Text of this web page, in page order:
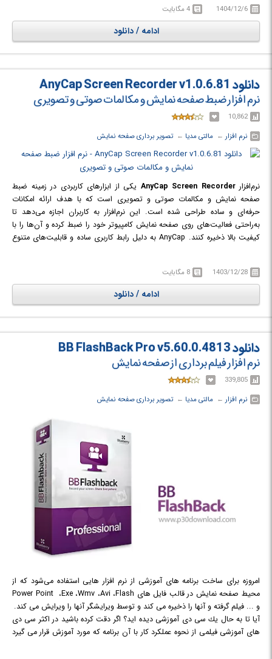
کنتراست ویدئو های ضبط شده و ... نیز برخی از قابلیت های این نرم افزار است.
در نهایت فیلم ضبط شده را می توانید در قالب فرمت های ویدئویی شناخته شده
ای چون AVI، WMV، FLV، MPG، MP4، MOV و... بر روی سیستم خود ذخیره
کنید و یا به صورت مستقیم بر روی یک دی وی دی رایت کنید.
1404/12/6 4 مگابایت
ادامه / دانلود
دانلود AnyCap Screen Recorder v1.0.6.81
نرم افزار ضبط صفحه نمایش و مکالمات صوتی و تصویری
10,862
نرم افزار ← ‏ مالتی مدیا ← ‏تصویر برداری صفحه نمایش
نرم‌افزارAnyCap Screen Recorder یکی از ابزارهای کاربردی در زمینه ضبط
صفحه نمایش و مکالمات صوتی و تصویری است که با هدف ارائه امکانات
حرفه‌ای و ساده طراحی شده است. این نرم‌افزار به کاربران اجازه می‌دهد تا
به‌راحتی فعالیت‌های روی صفحه نمایش کامپیوتر خود را ضبط کرده و آن‌ها را با
کیفیت بالا ذخیره کنند. AnyCap به دلیل رابط کاربری ساده و قابلیت‌های متنوع
ابزارهای ارتباطی را نیز فراهم می‌کند. این ویژگی به کاربران امکان می‌دهد جلسات
آنلاین، آموزش‌ها و تماس‌های کاری را به‌صورت حرفه‌ای و با کیفیتی مطلوب
ذخیره کنند.
1403/12/28 8 مگابایت
ادامه / دانلود
دانلود BB FlashBack Pro v5.60.0.4813
نرم افزار فیلم برداری از صفحه نمایش
339,805
نرم افزار ← ‏ مالتی مدیا ← ‏تصویر برداری صفحه نمایش
امروزه برای ساخت برنامه های آموزشی از نرم افزار هایی استفاده می‌شود که از
محیط صفحه نمایش در قالب فایل های Power Point ،Exe ،Wmv ،Avi ،Flash
و ... فیلم گرفته و آنها را ذخیره می کند و توسط ویرایشگر آنها را ویرایش می کند.
آیا تا به حال یك سی دی آموزشی دیده اید؟ اگر دقت كرده باشید در اكثر سی دی
های آموزشی فیلمی از نحوه عملكرد كار با آن برنامه كه مورد آموزش قرار می گیرد